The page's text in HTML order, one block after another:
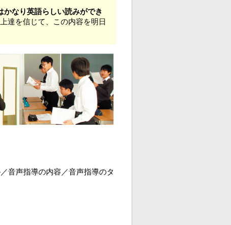
かなり英語らしい読みができ
達を信じて、この内容を明日
音声指導の内容／音声指導のタ